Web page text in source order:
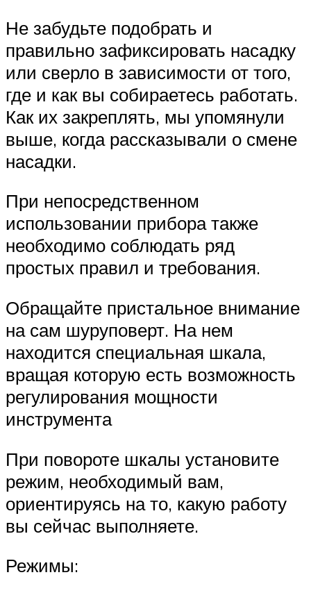
Не забудьте подобрать и
правильно зафиксировать насадку
или сверло в зависимости от того,
где и как вы собираетесь работать.
Как их закреплять, мы упомянули
выше, когда рассказывали о смене
насадки.
При непосредственном
использовании прибора также
необходимо соблюдать ряд
простых правил и требования.
Обращайте пристальное внимание
на сам шуруповерт. На нем
находится специальная шкала,
вращая которую есть возможность
регулирования мощности
инструмента
При повороте шкалы установите
режим, необходимый вам,
ориентируясь на то, какую работу
вы сейчас выполняете.
Режимы: